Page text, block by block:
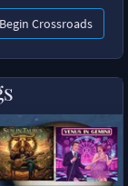
Begin Crossroads